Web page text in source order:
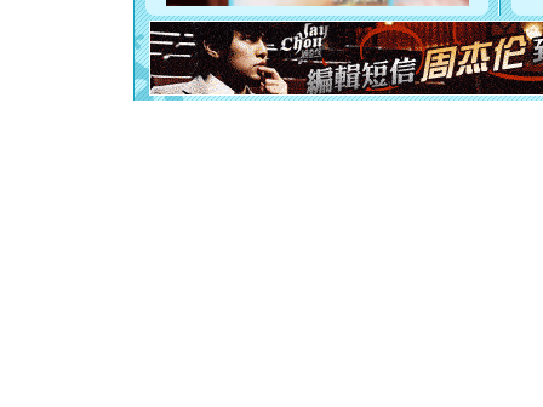
你是我专
[元旦]如
起；二是
离。水晶
[元旦]当